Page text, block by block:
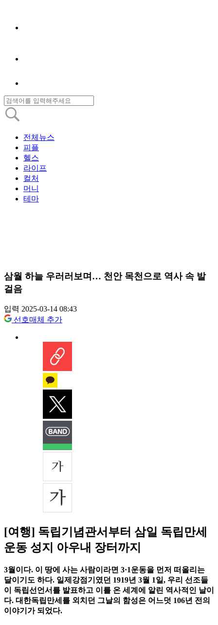
전체뉴스
피플
헬스
라이프
컬처
머니
테마
삼월 하늘 우러러보며… 천안 목천으로 역사 속 발
걸음
입력 2025-03-14 08:43
선호매체 추가
[여행] 독립기념관서부터 삼일 독립만세
운동 성지 아우내 장터까지
3월이다. 이 땅에 사는 사람이라면 3·1운동을 먼저 떠올리는
달이기도 하다. 일제강점기였던 1919년 3월 1일, 우리 선조들
이 독립선언서를 발표하고 이를 온 세계에 알린 역사적인 날이
다. 대한독립만세를 외치던 그날의 함성은 어느덧 106년 전의
이야기가 되었다.